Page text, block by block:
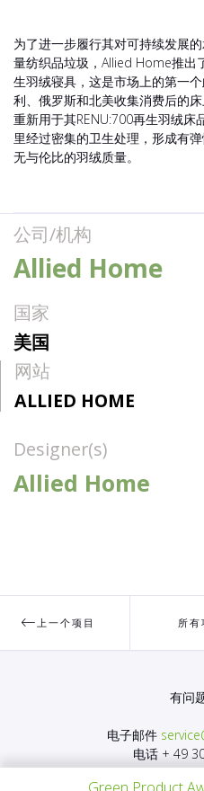
为了进一步履行其对可持续发展
量纺织品垃圾，Allied Home推出
生羽绒寝具，这是市场上的第一
利、俄罗斯和北美收集消费后的
重新用于其RENU:700再生羽绒
里经过密集的卫生处理，形成有
无与伦比的羽绒质量。
公司/机构
Allied Home
国家
美国
网站
ALLIED HOME
Designer(s)
Allied Home
上一个项目 所有
有问
电子邮件
电话 + 49
Green Product